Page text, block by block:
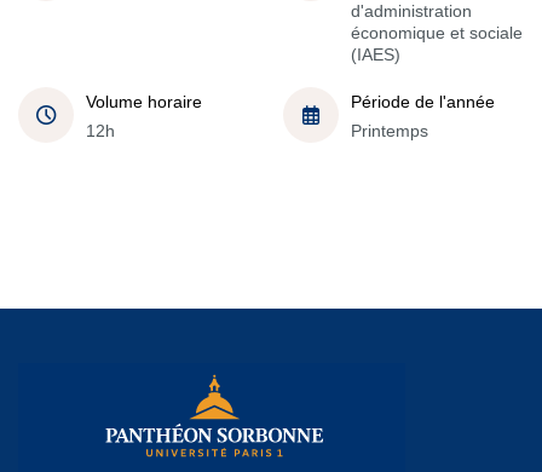
d'administration
économique et sociale
(IAES)
Volume horaire
12h
Période de l'année
Printemps